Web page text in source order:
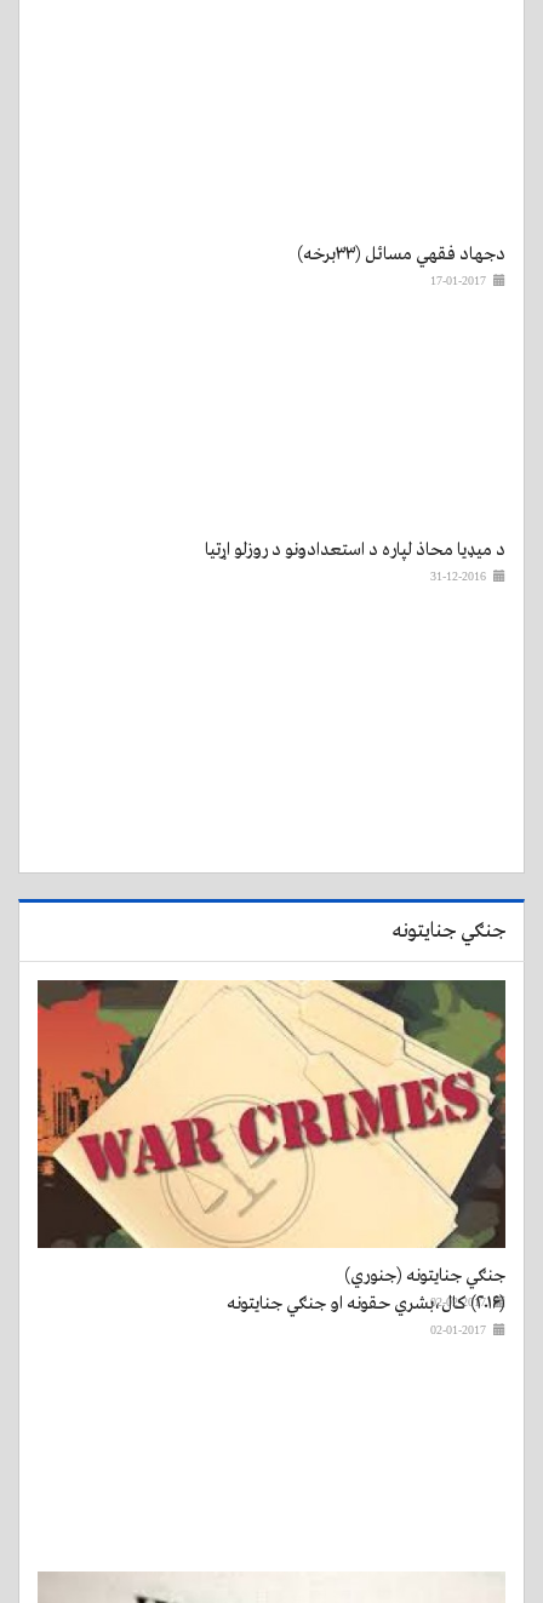
دجهاد فقهي مسائل (۳۳برخه)
17-01-2017
د میډیا محاذ لپاره د استعدادونو د روزلو اړتیا
31-12-2016
جنګي جنایتونه
جنګي جنایتونه (جنوري)
02-02-2017 (۲۰۱۶) کال،بشري حقونه او جنګي جنایتونه
02-01-2017